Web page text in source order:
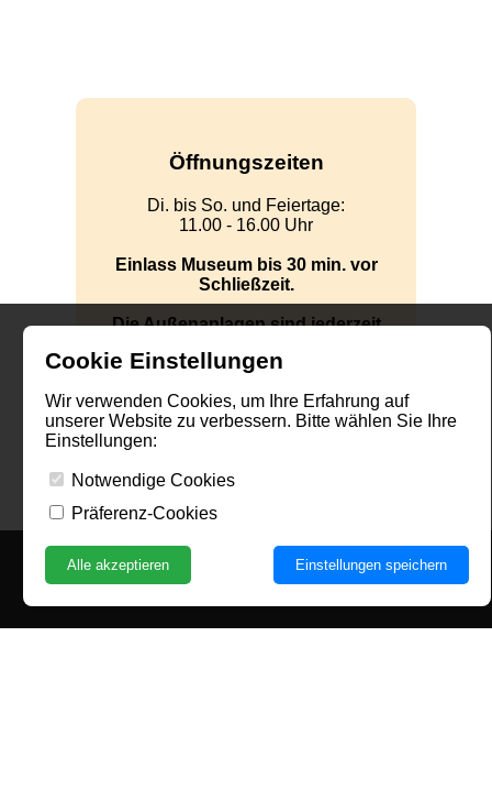
Öffnungszeiten
Di. bis So. und Feiertage:
11.00 - 16.00 Uhr
Einlass Museum bis 30 min. vor
Schließzeit.
Die Außenanlagen sind jederzeit
Gedenkstätte & Museum Seelower Höhen
Cookie Einstellungen
Wir verwenden Cookies, um Ihre Erfahrung auf
unserer Website zu verbessern. Bitte wählen Sie Ihre
Einstellungen:
Notwendige Cookies
Präferenz-Cookies
Alle akzeptieren Einstellungen speichern